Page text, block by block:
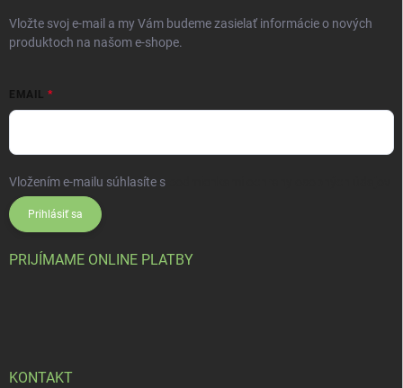
Vložte svoj e-mail a my Vám budeme zasielať informácie o nových
produktoch na našom e-shope.
EMAIL
Vložením e-mailu súhlasíte s
Prihlásiť sa
PRIJÍMAME ONLINE PLATBY
KONTAKT